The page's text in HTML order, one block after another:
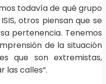
todavía de qué grupo
otros piensan que se
pertenencia. Tenemos
de la situación
que son extremistas,
las calles”.